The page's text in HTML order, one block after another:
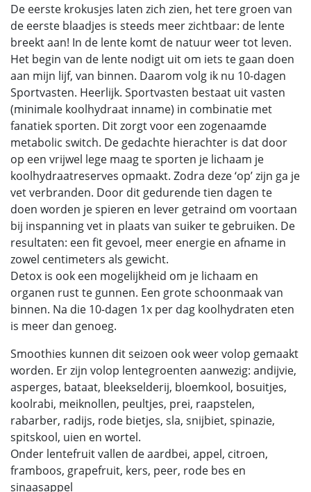
De eerste krokusjes laten zich zien, het tere groen van
de eerste blaadjes is steeds meer zichtbaar: de lente
breekt aan! In de lente komt de natuur weer tot leven.
Het begin van de lente nodigt uit om iets te gaan doen
aan mijn lijf, van binnen. Daarom volg ik nu 10-dagen
Sportvasten. Heerlijk. Sportvasten bestaat uit vasten
(minimale koolhydraat inname) in combinatie met
fanatiek sporten. Dit zorgt voor een zogenaamde
metabolic switch. De gedachte hierachter is dat door
op een vrijwel lege maag te sporten je lichaam je
koolhydraatreserves opmaakt. Zodra deze ‘op’ zijn ga je
vet verbranden. Door dit gedurende tien dagen te
doen worden je spieren en lever getraind om voortaan
bij inspanning vet in plaats van suiker te gebruiken. De
resultaten: een fit gevoel, meer energie en afname in
zowel centimeters als gewicht.
Detox is ook een mogelijkheid om je lichaam en
organen rust te gunnen. Een grote schoonmaak van
binnen. Na die 10-dagen 1x per dag koolhydraten eten
is meer dan genoeg.
Smoothies kunnen dit seizoen ook weer volop gemaakt
worden. Er zijn volop lentegroenten aanwezig: andijvie,
asperges, bataat, bleekselderij, bloemkool, bosuitjes,
koolrabi, meiknollen, peultjes, prei, raapstelen,
rabarber, radijs, rode bietjes, sla, snijbiet, spinazie,
spitskool, uien en wortel.
Onder lentefruit vallen de aardbei, appel, citroen,
framboos, grapefruit, kers, peer, rode bes en
sinaasappel